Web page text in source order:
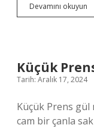
Devamını okuyun
Küçük
Tarih: Aralık 17, 2024
Küçük Prens gül
cam bir çanla